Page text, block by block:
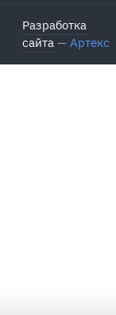
Разработка
сайта — Артекс